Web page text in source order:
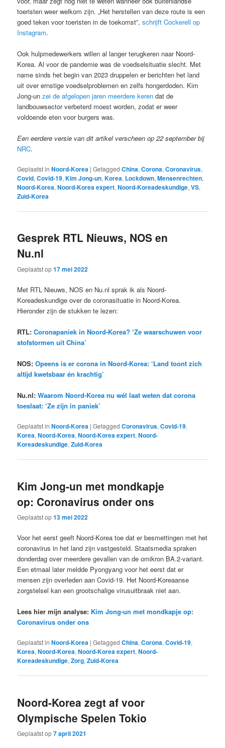
toeristen weer welkom zijn. „Het herstellen van deze route is een
goed teken voor toeristen in de toekomst”,schrijft Cockerell op
Instagram.
Ook hulpmedewerkers willen al langer terugkeren naar Noord-
Korea. Al voor de pandemie was de voedselsituatie slecht. Met
name sinds het begin van 2023 druppelen er berichten het land
uit over ernstige voedselproblemen en zelfs hongerdoden. Kim
Jong-unzei de afgelopen jaren meerdere keren dat de
landbouwsector verbeterd moest worden, zodat er weer
voldoende eten voor burgers was.
Een eerdere versie van dit artikel verscheen op 22 september bij
NRC.
Geplaatst in Noord-Korea |Getagged China,Corona,Coronavirus,
Covid,Covid-19,Kim Jong-un,Korea, Lockdown,Mensenrechten,
Noord-Korea,Noord-Korea expert,Noord-Koreadeskundige,VS,
Zuid-Korea
Gesprek RTL Nieuws, NOS en
Nu.nl
Geplaatst op17 mei 2022
Met RTL Nieuws, NOS en Nu.nl sprak ik als Noord-
Koreadeskundige over de coronasituatie in Noord-Korea.
Hieronder zijn de stukken te lezen:
RTL:Coronapaniek in Noord-Korea? ‘Ze waarschuwen voor
stofstormen uit China’
NOS:Opeens is er corona in Noord-Korea: ‘Land toont zich
altijd kwetsbaar én krachtig’
Nu.nl:Waarom Noord-Korea nu wél laat weten dat corona
toeslaat: ‘Ze zijn in paniek’
Geplaatst in Noord-Korea |Getagged Coronavirus,Covid-19,
Korea,Noord-Korea,Noord-Korea expert,Noord-
Koreadeskundige,Zuid-Korea
Kim Jong-un met mondkapje
op: Coronavirus onder ons
Geplaatst op13 mei 2022
Voor het eerst geeft Noord-Korea toe dat er besmettingen met het
coronavirus in het land zijn vastgesteld. Staatsmedia spraken
donderdag over meerdere gevallen van de omikron BA.2-variant.
Een etmaal later meldde Pyongyang voor het eerst dat er
mensen zijn overleden aan Covid-19. Het Noord-Koreaanse
zorgstelsel kan een grootschalige virusuitbraak niet aan.
Lees hier mijn analyse: Kim Jong-un met mondkapje op:
Coronavirus onder ons
Geplaatst in Noord-Korea |Getagged China,Corona,Covid-19,
Korea,Noord-Korea,Noord-Korea expert,Noord-
Koreadeskundige,Zorg,Zuid-Korea
Noord-Korea zegt af voor
Olympische Spelen Tokio
Geplaatst op7 april 2021